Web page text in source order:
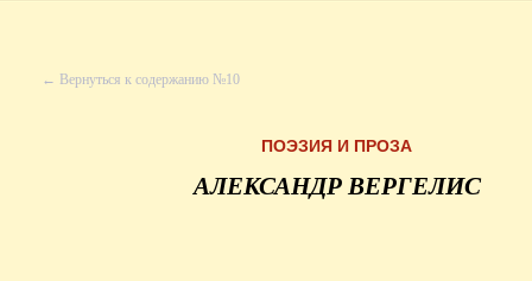
← Вернуться к содержанию №10
ПОЭЗИЯ И ПРОЗА
АЛЕКСАНДР ВЕРГЕЛИС